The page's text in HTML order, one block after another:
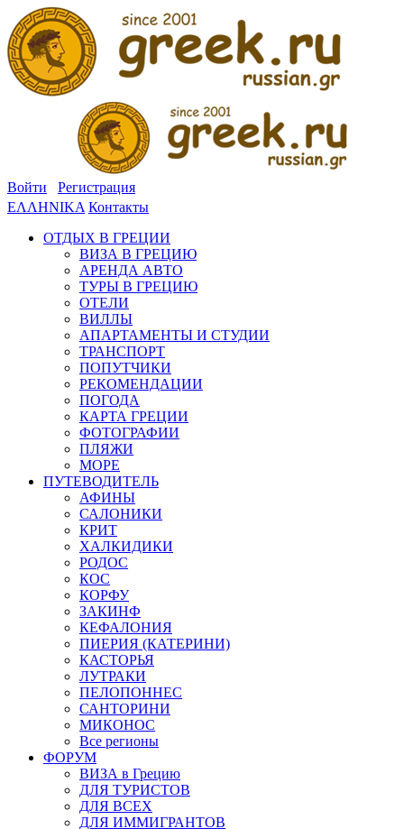
Войти
Регистрация
ΕΛΛΗΝΙΚΑ Контакты
ОТДЫХ В ГРЕЦИИ
ВИЗА В ГРЕЦИЮ
АРЕНДА АВТО
ТУРЫ В ГРЕЦИЮ
ОТЕЛИ
ВИЛЛЫ
АПАРТАМЕНТЫ И СТУДИИ
ТРАНСПОРТ
ПОПУТЧИКИ
РЕКОМЕНДАЦИИ
ПОГОДА
КАРТА ГРЕЦИИ
ФОТОГРАФИИ
ПЛЯЖИ
МОРЕ
ПУТЕВОДИТЕЛЬ
АФИНЫ
САЛОНИКИ
КРИТ
ХАЛКИДИКИ
РОДОС
КОС
КОРФУ
ЗАКИНФ
КЕФАЛОНИЯ
ПИЕРИЯ (КАТЕРИНИ)
КАСТОРЬЯ
ЛУТРАКИ
ПЕЛОПОННЕС
САНТОРИНИ
МИКОНОС
Все регионы
ФОРУМ
ВИЗА в Грецию
ДЛЯ ТУРИСТОВ
ДЛЯ ВСЕХ
ДЛЯ ИММИГРАНТОВ